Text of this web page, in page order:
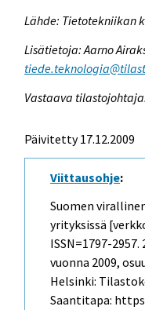
Lähde: Tietotekniikan
Lisätietoja: Aarno
Vastaava
Päivitetty 17.12.2009
Viittausohje:
Suomen
yrityksissä
ISSN=1797-
vuonna 2009,
Helsinki:
Saantitapa: